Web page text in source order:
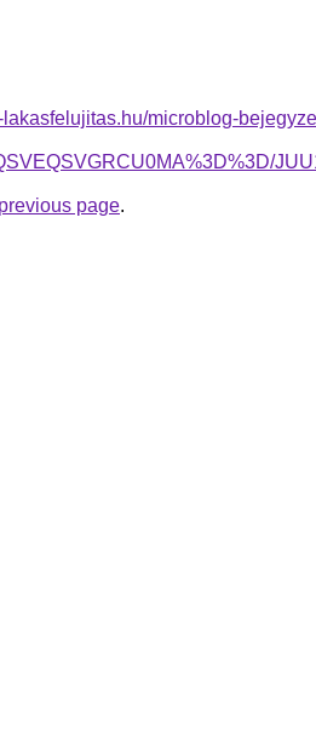
lakasfelujitas.hu/microblog-
page.